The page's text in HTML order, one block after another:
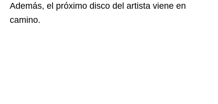
Además, el próximo disco del artista viene en
camino.